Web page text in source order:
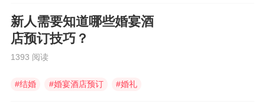
新人需要知道哪些婚宴酒
店预订技巧？
1393 阅读
#结婚 #婚宴酒店预订 #婚礼